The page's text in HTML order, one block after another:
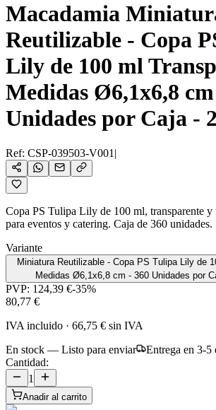
Macadamia
Reutilizable - Copa
Lily de 100 ml
Medidas Ø6,1x6,8
Unidades por Caja -
Ref: CSP-039503-V001 |
Copa PS Tulipa Lily de 100 ml, transparente y
para eventos y catering. Caja de 360 unidades.
Variante
Miniatura Reutilizable - Copa PS Tulipa Lily de
Medidas Ø6,1x6,8 cm - 360 Unidades por
PVP: 124,39 €-35%
80,77 €
IVA incluido · 66,75 € sin IVA
En stock — Listo para enviar
Entrega en 3-5
Cantidad:
1
Anadir al carrito